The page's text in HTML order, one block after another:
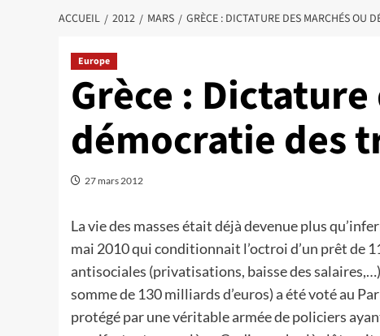
ACCUEIL 2012 MARS GRÈCE : DICTATURE DES MARCHÉS OU
Europe
Grèce :
démocratie des
27 mars 2012
La vie des masses était déjà devenue plus
mai 2010 qui conditionnait l’octroi d’un prêt de
antisociales (privatisations, baisse des
somme de 130 milliards d’euros) a été voté au
protégé par une véritable armée de policiers